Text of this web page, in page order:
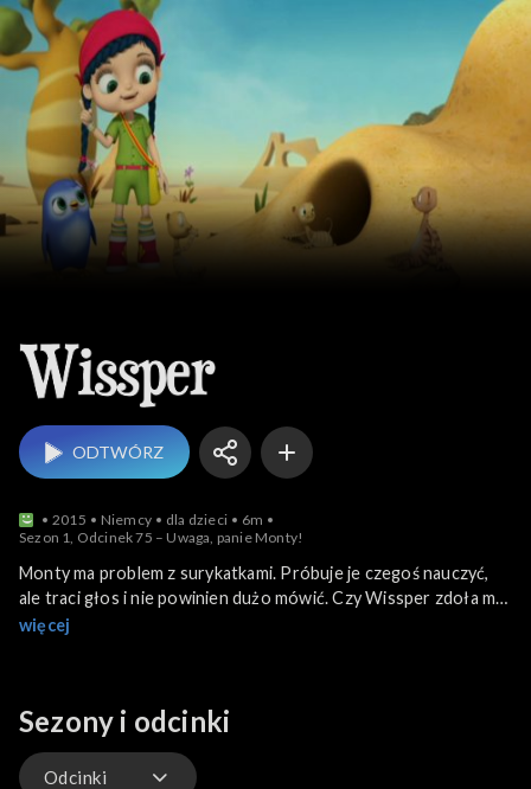
ODTWÓRZ
2015 Niemcy dla dzieci
6m
Sezon 1, Odcinek 75 – Uwaga, panie Monty!
Monty ma problem z surykatkami. Próbuje je czegoś nauczyć,
ale traci głos i nie powinien dużo mówić. Czy Wissper zdoła mu
pomóc? Chodzi o naprawdę ważną sprawę!
więcej
Sezony i odcinki
Odcinki